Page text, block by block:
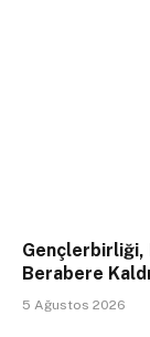
Gençlerbirliği,
Berabere Kaldı
5 Ağustos 2026